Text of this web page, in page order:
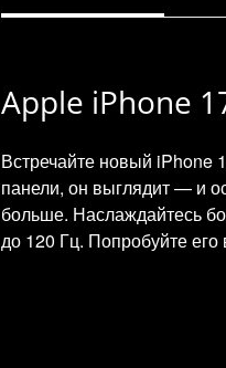
Apple iPhone
Встречайте новый iPhone
панели, он выглядит — и
больше. Наслаждайтесь
до 120 Гц. Попробуйте его